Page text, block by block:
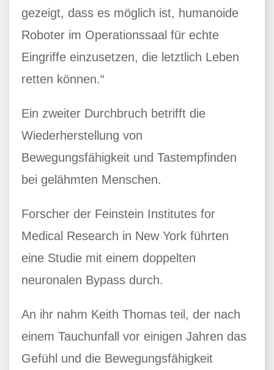
gezeigt, dass es möglich ist, humanoide
Roboter im Operationssaal für echte
Eingriffe einzusetzen, die letztlich Leben
retten können.“
Ein zweiter Durchbruch betrifft die
Wiederherstellung von
Bewegungsfähigkeit und Tastempfinden
bei gelähmten Menschen.
Forscher der Feinstein Institutes for
Medical Research in New York führten
eine Studie mit einem doppelten
neuronalen Bypass durch.
An ihr nahm Keith Thomas teil, der nach
einem Tauchunfall vor einigen Jahren das
Gefühl und die Bewegungsfähigkeit